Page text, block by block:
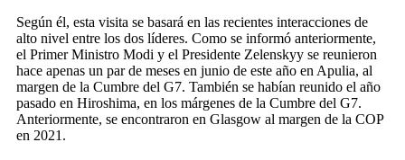
Según él, esta visita se basará en las recientes interacciones de
alto nivel entre los dos líderes. Como se informó anteriormente,
el Primer Ministro Modi y el Presidente Zelenskyy se reunieron
hace apenas un par de meses en junio de este año en Apulia, al
margen de la Cumbre del G7. También se habían reunido el año
pasado en Hiroshima, en los márgenes de la Cumbre del G7.
Anteriormente, se encontraron en Glasgow al margen de la COP
en 2021.